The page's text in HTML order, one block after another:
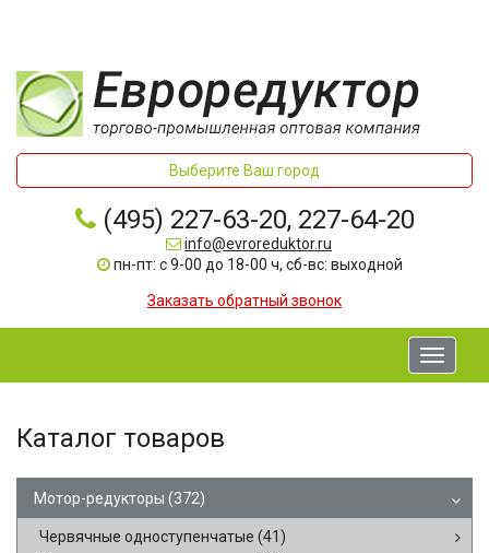
Выберите Ваш город
(495) 227-63-20, 227-64-20
info@evroreduktor.ru
пн-пт: с 9-00 до 18-00 ч, сб-вс: выходной
Заказать обратный звонок
Toggle
Каталог товаров
Мотор-редукторы (372)
Червячные одноступенчатые (41)